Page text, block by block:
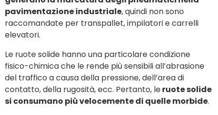
pavimentazione industriale, quindi non sono
raccomandate per transpallet, impilatori e carrelli
elevatori.
Le ruote solide hanno una particolare condizione
fisico-chimica che le rende più sensibili all’abrasione
del traffico a causa della pressione, dell’area di
contatto, della rugosità, ecc. Pertanto, leruote solide
si consumano più velocemente di quelle morbide.